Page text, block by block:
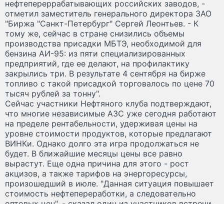
нефтепереррабатывающих российских заводов, -
отметил заместитель генерального директора ЗАО
"Биржа "Санкт-Петербург" Сергей Леонтьев. - К
тому же, сейчас в стране снизились объемы
производства присадки МБТЭ, необходимой для
бензина АИ-95: из пяти специализированных
предприятий, где ее делают, на профилактику
закрылись три. В результате 4 сентября на бирже
топливо с такой присадкой торговалось по цене 70
тысяч рублей за тонну".
Сейчас участники Нефтяного клуба подтверждают,
что многие независимые АЗС уже сегодня работают
на пределе рентабельности, удерживая цены на
уровне стоимости продуктов, которые предлагают
ВИНКи. Однако долго эта игра продолжаться не
будет. В ближайшие месяцы цены все равно
вырастут. Еще одна причина для этого - рост
акцизов, а также тарифов на энергоресурсы,
произошедший в июле. "Данная ситуация повышает
стоимость нефтепереработки, а следовательно